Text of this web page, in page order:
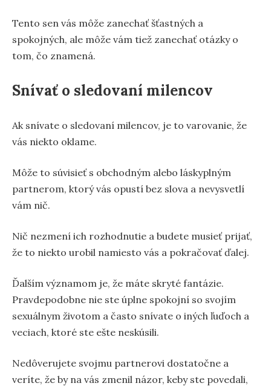
Tento sen vás môže zanechať šťastných a
spokojných, ale môže vám tiež zanechať otázky o
tom, čo znamená.
Snívať o sledovaní milencov
Ak snívate o sledovaní milencov, je to varovanie, že
vás niekto oklame.
Môže to súvisieť s obchodným alebo láskyplným
partnerom, ktorý vás opustí bez slova a nevysvetlí
vám nič.
Nič nezmení ich rozhodnutie a budete musieť prijať,
že to niekto urobil namiesto vás a pokračovať ďalej.
Ďalším významom je, že máte skryté fantázie.
Pravdepodobne nie ste úplne spokojní so svojím
sexuálnym životom a často snívate o iných ľuďoch a
veciach, ktoré ste ešte neskúsili.
Nedôverujete svojmu partnerovi dostatočne a
veríte, že by na vás zmenil názor, keby ste povedali,